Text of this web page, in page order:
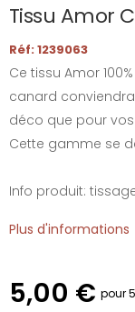
Tissu Amor
Réf: 1239063
Ce tissu Amor
canard
déco que pour
Cette gamme se
Info produit:
Plus d'informations
5,00 € pour